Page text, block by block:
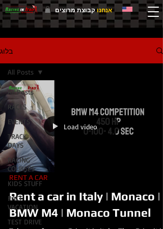
אנחנוקבוצת מרוצים
בלוג
All Posts
RACES
EVENTS
TRACK
DAYS
RACING
COURSES
KIDS STUFF
RACE
VACATION
TEST DRIVE
All Posts
Load video
RENT A CAR
Rent a car in Italy | Monaco |
BMW M4 | Monaco Tunnel